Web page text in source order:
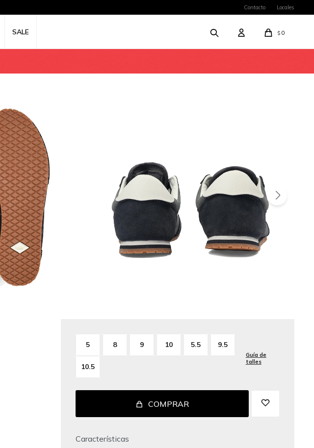
SALE $ 0
Contacto Locales
5 8 9 10 5.5 9.5
10.5
Guía de
talles
COMPRAR
Características